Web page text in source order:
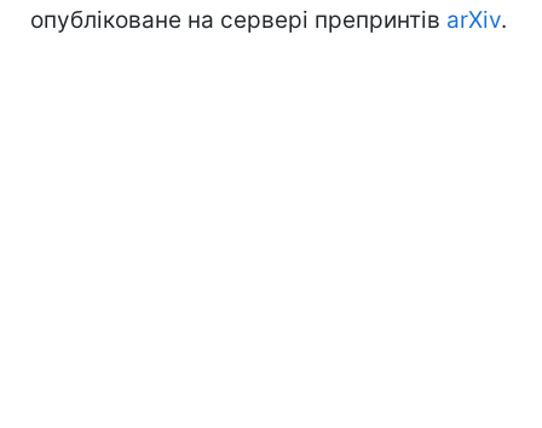
опубліковане на сервері препринтів arXiv.